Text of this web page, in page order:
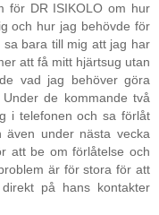
för DR ISIKOLO om hur
och hur jag behövde för
bara till mig att jag har
att få mitt hjärtsug utan
vad jag behöver göra
de kommande två
i telefonen och sa förlåt
under nästa vecka
att be om förlåtelse och
är för stora för att
på hans kontakter